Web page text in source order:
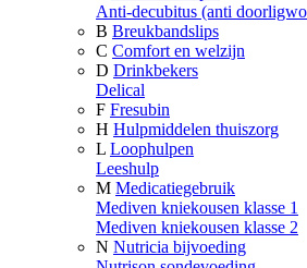
Anti-decubitus (anti
B Breukbandslips
C Comfort en welzijn
D Drinkbekers
Delical
F Fresubin
H Hulpmiddelen thuiszorg
L Loophulpen
Leeshulp
M Medicatiegebruik
Mediven kniekousen klasse 1
Mediven kniekousen klasse 2
N Nutricia bijvoeding